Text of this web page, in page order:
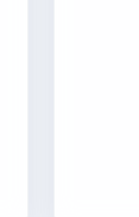
2026-
ve